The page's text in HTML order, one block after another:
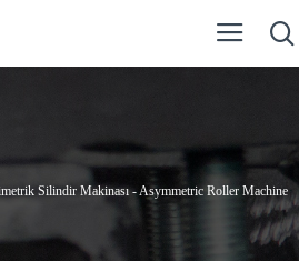
Silindir Makinası - Asymmetric Roller Machine